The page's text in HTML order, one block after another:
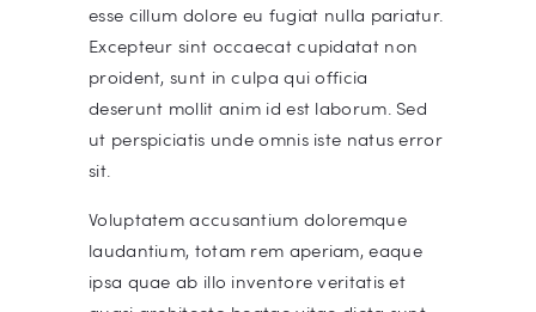
esse cillum dolore eu fugiat nulla pariatur.
Excepteur sint occaecat cupidatat non
proident, sunt in culpa qui officia
deserunt mollit anim id est laborum. Sed
ut perspiciatis unde omnis iste natus error
sit.
Voluptatem accusantium doloremque
laudantium, totam rem aperiam, eaque
ipsa quae ab illo inventore veritatis et